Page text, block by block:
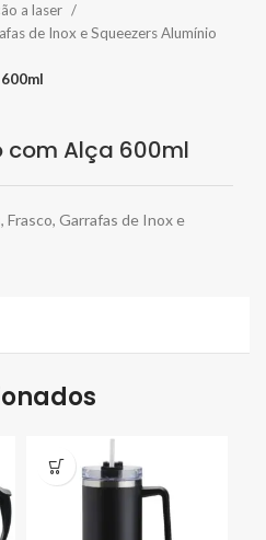
a laser
de Inox e Squeezers Alumínio
com Alça 600ml
Frasco, Garrafas de Inox e